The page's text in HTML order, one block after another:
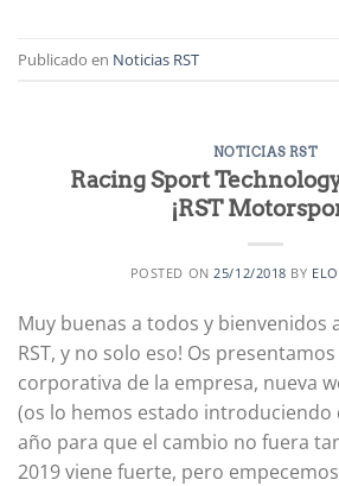
Publicado en Noticias RST
NOTICIAS RST
Racing Sport
¡RST
POSTED ON 25/12/2018 BY
Muy buenas a todos y bienvenidos
RST, y no solo eso! Os
corporativa de la empresa, nueva
(os lo hemos estado
año para que el cambio no fuera
2019 viene fuerte, pero